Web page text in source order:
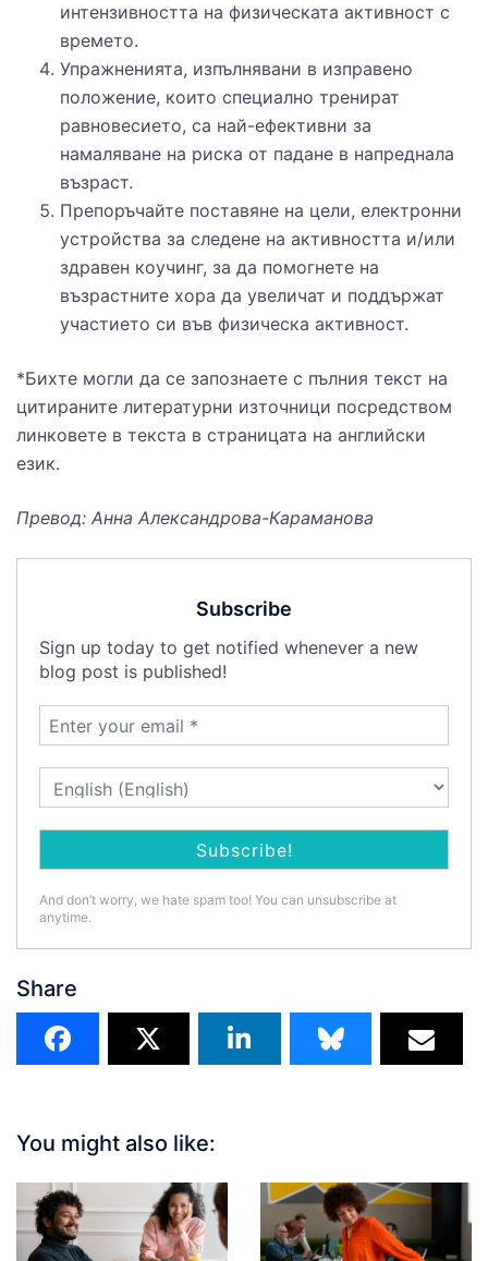
интензивността на физическата активност с
времето.
Упражненията, изпълнявани в изправено
положение, които специално тренират
равновесието, са най-ефективни за
намаляване на риска от падане в напреднала
възраст.
Препоръчайте поставяне на цели, електронни
устройства за следене на активността и/или
здравен коучинг, за да помогнете на
възрастните хора да увеличат и поддържат
участието си във физическа активност.
*Бихте могли да се запознаете с пълния текст на
цитираните литературни източници посредством
линковете в текста в страницата на английски
език.
Превод: Анна Александрова-Караманова
Subscribe
Sign up today to get notified whenever a new
blog post is published!
And don’t worry, we hate spam too! You can unsubscribe at
anytime.
Share
You might also like: